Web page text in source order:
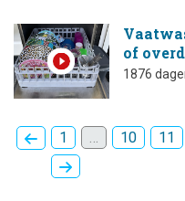
of
1876
1 … 10 11